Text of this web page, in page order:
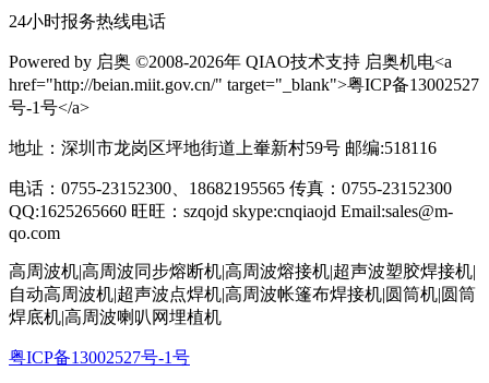
24小时报务热线电话
Powered by 启奥 ©2008-2026年 QIAO技术支持 启奥机电<a
href="http://beian.miit.gov.cn/" target="_blank">粤ICP备13002527
号-1号</a>
地址：深圳市龙岗区坪地街道上輋新村59号 邮编:518116
电话：0755-23152300、18682195565 传真：0755-23152300
QQ:1625265660 旺旺：szqojd skype:cnqiaojd Email:sales@m-
qo.com
高周波机|高周波同步熔断机|高周波熔接机|超声波塑胶焊接机|
自动高周波机|超声波点焊机|高周波帐篷布焊接机|圆筒机|圆筒
焊底机|高周波喇叭网埋植机
粤ICP备13002527号-1号